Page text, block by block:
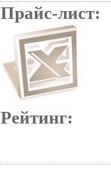
Прайс-лист:
Рейтинг: